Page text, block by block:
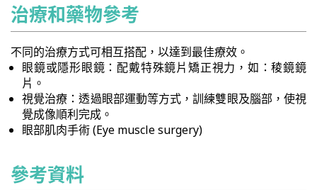
治療和藥物參考
不同的治療方式可相互搭配，以達到最佳療效。
眼鏡或隱形眼鏡：配戴特殊鏡片矯正視力，如：稜鏡鏡
片。
視覺治療：透過眼部運動等方式，訓練雙眼及腦部，使視
覺成像順利完成。
眼部肌肉手術 (Eye muscle surgery)
參考資料